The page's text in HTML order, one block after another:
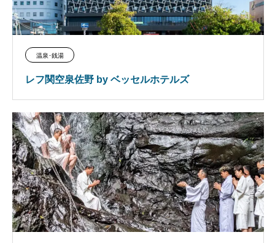
温泉･銭湯
レフ関空泉佐野 by ベッセルホテルズ